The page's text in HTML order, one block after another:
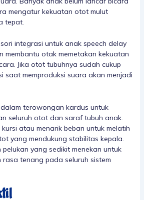
mengatur kekuatan otot mulut
tepat.
integrasi untuk anak speech delay
membantu otak memetakan kekuatan
Jika otot tubuhnya sudah cukup
saat memproduksi suara akan menjadi
terowongan kardus untuk
seluruh otot dan saraf tubuh anak.
atau menarik beban untuk melatih
yang mendukung stabilitas kepala.
pelukan yang sedikit menekan untuk
rasa tenang pada seluruh sistem